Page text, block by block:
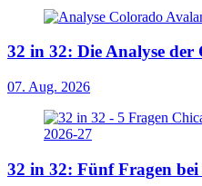
32 in 32: Die Analyse der
07. Aug. 2026
32 in 32: Fünf Fragen